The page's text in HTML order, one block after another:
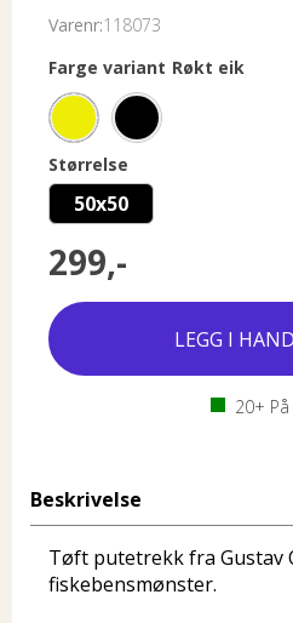
Varenr:118073
Farge variant Røkt eik
Størrelse
50x50
299,-
20+
Beskrivelse
Tøft putetrekk fra Gustav
fiskebensmønster.